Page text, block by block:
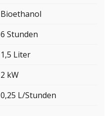
Bioethanol
6 Stunden
1,5 Liter
2 kW
0,25 L/Stunden